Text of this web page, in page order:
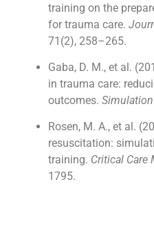
training on the
for trauma care.
71(2), 258–265.
Gaba, D. M., et al.
in trauma care:
outcomes.
Rosen, M. A., et al.
resuscitation:
training. Critical Care
1795.